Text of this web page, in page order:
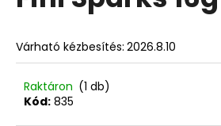
5,0
csillag.
Várható kézbesítés: 2026.8.10
Raktáron (1 db)
Kód: 835
A
j
á
n